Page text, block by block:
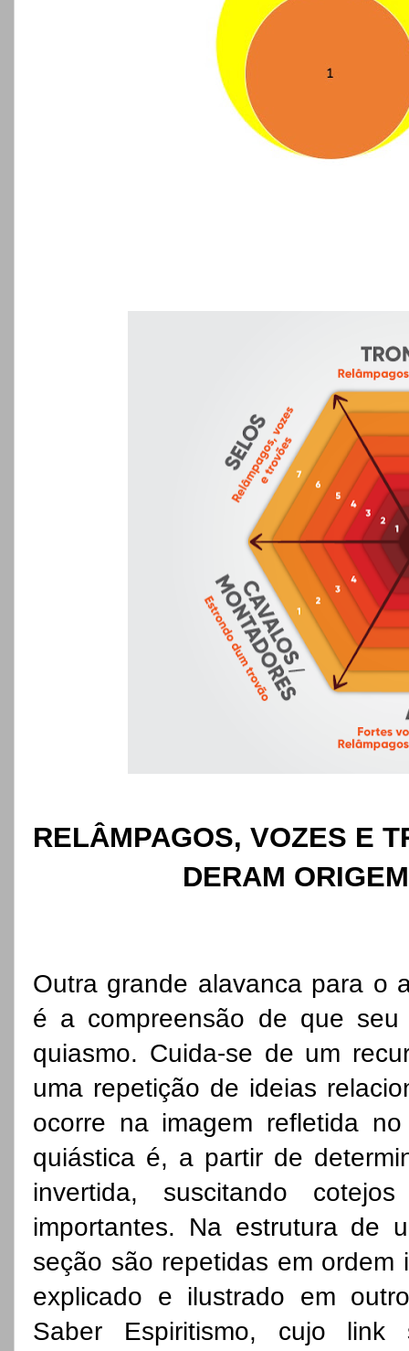
RELÂMPAGOS, VOZES E
DERAM
Outra grande alavanca para o
é a compreensão de que
quiasmo. Cuida-se de um
uma repetição de ideias
ocorre na imagem refletida
quiástica é, a partir de
invertida, suscitando
importantes. Na estrutura de
seção são repetidas em
explicado e ilustrado em
Saber Espiritismo, cujo